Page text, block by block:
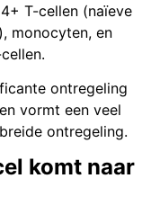
T-cellen (naïeve
monocyten, en
ontregeling
vormt een veel
ontregeling.
komt naar